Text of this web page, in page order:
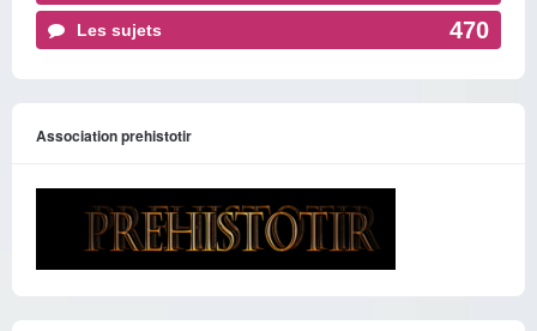
Les sujets 470
Association prehistotir